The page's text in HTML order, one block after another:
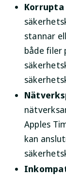
stannar
både filer
Apples
kan